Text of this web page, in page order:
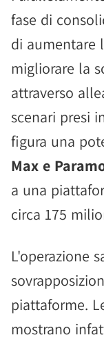
fase di
di aumentare
migliorare la
attraverso
scenari presi
figura una
Max e
a una
circa 175
L'operazione
piattaforme.
mostrano